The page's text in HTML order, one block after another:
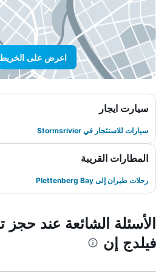
اعرض على
سيارت ايجار
سيارات للاستئجار في Stormsrivier
المطارات القريبة
رحلات طيران إلى Plettenberg Bay
الأسئلة الشائعة عند حجز
فيلدج إن